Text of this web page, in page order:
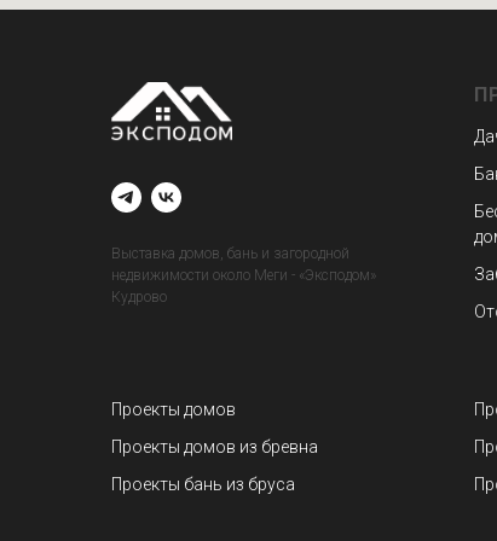
Выставка домов, бань и загородной
недвижимости около Меги - «Эксподом»
Кудрово
Проекты домов
Проекты домов из бревна
Проекты бань из бруса